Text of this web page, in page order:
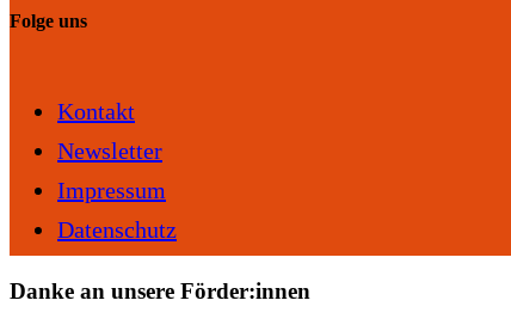
Folge uns
Kontakt
Newsletter
Impressum
Datenschutz
Danke an unsere Förder:innen